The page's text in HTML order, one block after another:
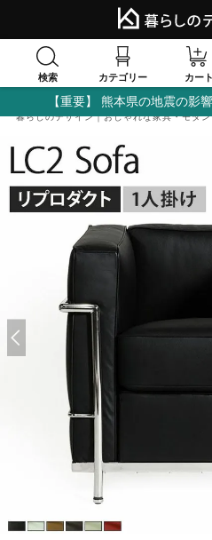
検索 カテゴリー カート
【重要】 熊本県の地震の影
暮らしのデザイン｜おしゃれな家具・モダ